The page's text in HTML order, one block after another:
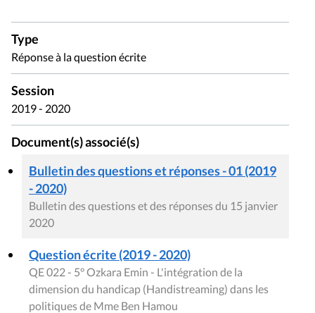
Type
Réponse à la question écrite
Session
2019 - 2020
Document(s) associé(s)
Bulletin des questions et réponses - 01 (2019
- 2020)
Bulletin des questions et des réponses du 15 janvier
2020
Question écrite (2019 - 2020)
QE 022 - 5° Ozkara Emin - L'intégration de la
dimension du handicap (Handistreaming) dans les
politiques de Mme Ben Hamou